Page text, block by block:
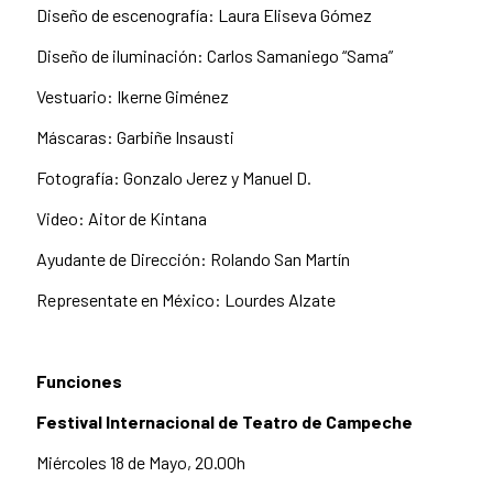
Diseño de escenografía: Laura Eliseva Gómez
Diseño de iluminación: Carlos Samaniego “Sama”
Vestuario: Ikerne Giménez
Máscaras: Garbiñe Insausti
Fotografía: Gonzalo Jerez y Manuel D.
Video: Aitor de Kintana
Ayudante de Dirección: Rolando San Martín
Representate en México: Lourdes Alzate
Funciones
Festival Internacional de Teatro de Campeche
Miércoles 18 de Mayo, 20.00h